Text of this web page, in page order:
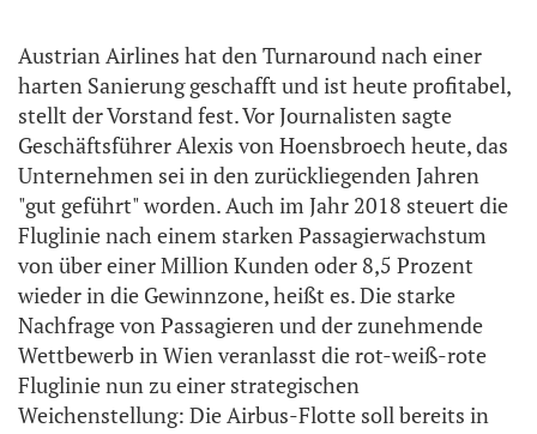
Austrian Airlines hat den Turnaround nach einer
harten Sanierung geschafft und ist heute profitabel,
stellt der Vorstand fest. Vor Journalisten sagte
Geschäftsführer Alexis von Hoensbroech heute, das
Unternehmen sei in den zurückliegenden Jahren
"gut geführt" worden. Auch im Jahr 2018 steuert die
Fluglinie nach einem starken Passagierwachstum
von über einer Million Kunden oder 8,5 Prozent
wieder in die Gewinnzone, heißt es. Die starke
Nachfrage von Passagieren und der zunehmende
Wettbewerb in Wien veranlasst die rot-weiß-rote
Fluglinie nun zu einer strategischen
Weichenstellung: Die Airbus-Flotte soll bereits in